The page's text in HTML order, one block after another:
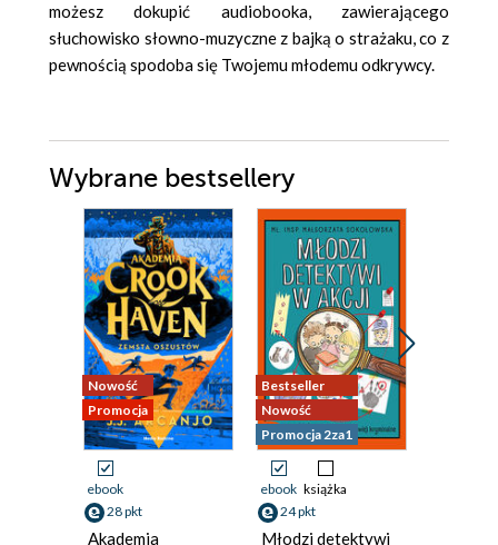
możesz dokupić audiobooka, zawierającego
słuchowisko słowno-muzyczne z bajką o strażaku, co z
pewnością spodoba się Twojemu młodemu odkrywcy.
Wybrane bestsellery
Nowość
Promocja
ebook
28 pkt
Akademia
Bestseller
Nowość
Promocja 2za1
ebook książka
24 pkt
Młodzi detektywi